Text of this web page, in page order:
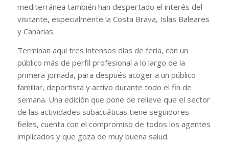
mediterránea también han despertado el interés del
visitante, especialmente la Costa Brava, Islas Baleares
y Canarias.
Terminan aquí tres intensos días de feria, con un
público más de perfil profesional a lo largo de la
primera jornada, para después acoger a un público
familiar, deportista y activo durante todo el fin de
semana. Una edición que pone de relieve que el sector
de las actividades subacuáticas tiene seguidores
fieles, cuenta con el compromiso de todos los agentes
implicados y que goza de muy buena salud.